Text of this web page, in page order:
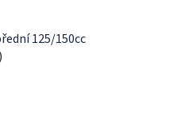
125/150cc